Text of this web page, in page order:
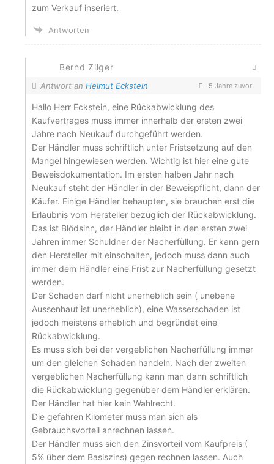
zum Verkauf inseriert.
Antworten
Bernd Zilger
Antwort an Helmut Eckstein 5 Jahre zuvor
Hallo Herr Eckstein, eine Rückabwicklung des
Kaufvertrages muss immer innerhalb der ersten zwei
Jahre nach Neukauf durchgeführt werden.
Der Händler muss schriftlich unter Fristsetzung auf den
Mangel hingewiesen werden. Wichtig ist hier eine gute
Beweisdokumentation. Im ersten halben Jahr nach
Neukauf steht der Händler in der Beweispflicht, dann der
Käufer. Einige Händler behaupten, sie brauchen erst die
Erlaubnis vom Hersteller bezüglich der Rückabwicklung.
Das ist Blödsinn, der Händler bleibt in den ersten zwei
Jahren immer Schuldner der Nacherfüllung. Er kann gern
den Hersteller mit einschalten, jedoch muss dann auch
immer dem Händler eine Frist zur Nacherfüllung gesetzt
werden.
Der Schaden darf nicht unerheblich sein ( unebene
Aussenhaut ist unerheblich), eine Wasserschaden ist
jedoch meistens erheblich und begründet eine
Rückabwicklung.
Es muss sich bei der vergeblichen Nacherfüllung immer
um den gleichen Schaden handeln. Nach der zweiten
vergeblichen Nacherfüllung kann man dann schriftlich
die Rückabwicklung gegenüber dem Händler erklären.
Der Händler hat hier kein Wahlrecht.
Die gefahren Kilometer muss man sich als
Gebrauchsvorteil anrechnen lassen.
Der Händler muss sich den Zinsvorteil vom Kaufpreis (
5% über dem Basiszins) gegen rechnen lassen. Auch